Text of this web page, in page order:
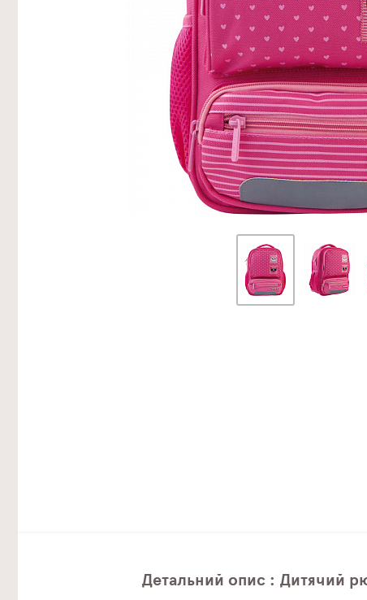
Детальний опис : Дитячий